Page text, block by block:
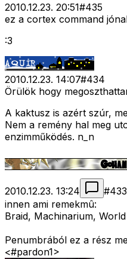
2010.12.23. 20:51#435
ez a cortex command
:3
2010.12.23. 14:07#434
Örülök hogy
A kaktusz is azért szúr,
Nem a remény hal meg
enzimműködés. n_n
2010.12.23. 13:24 #433
innen ami remekmû:
Braid, Machinarium,
Penumbrából ez a rész
<#pardon1>